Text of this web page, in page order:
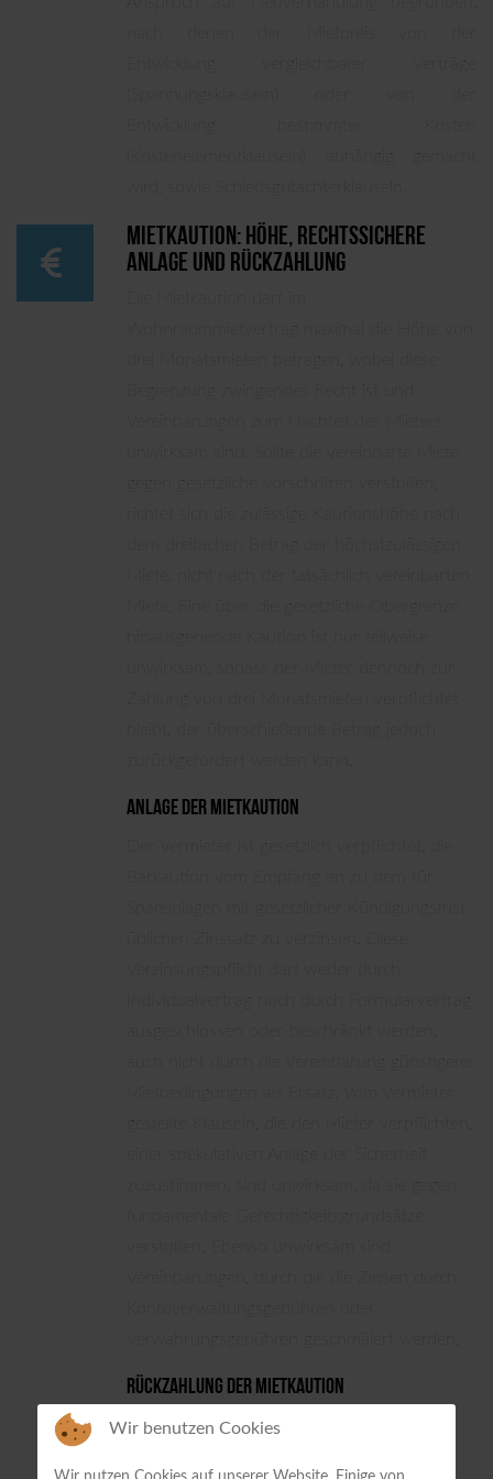
Entwicklung vergleichbarer Verträge
(Spannungsklauseln) oder von der
Entwicklung bestimmter Kosten
(Kostenelementklauseln) abhängig gemacht
wird, sowie Schiedsgutachterklauseln.
Mietkaution: Höhe, rechtssichere
Anlage und Rückzahlung
Wohnraummietvertrag maximal die Höhe von
drei Monatsmieten betragen, wobei diese
Begrenzung zwingendes Recht ist und
Vereinbarungen zum Nachteil des Mieters
gegen gesetzliche Vorschriften verstoßen,
richtet sich die zulässige Kautionshöhe nach
dem dreifachen Betrag der höchstzulässigen
Miete. Eine über die gesetzliche Obergrenze
hinausgehende Kaution ist nur teilweise
Zahlung von drei Monatsmieten verpflichtet
bleibt, der überschießende Betrag jedoch
zurückgefordert werden kann.
Anlage der Mietkaution
Der Vermieter ist gesetzlich verpflichtet, die
Barkaution vom Empfang an zu dem für
Spareinlagen mit gesetzlicher Kündigungsfrist
Verzinsungspflicht darf weder durch
Individualvertrag noch durch Formularvertrag
ausgeschlossen oder beschränkt werden,
auch nicht durch die Vereinbarung günstigerer
Mietbedingungen als Ersatz. Vom Vermieter
gestellte Klauseln, die den Mieter verpflichten,
einer spekulativen Anlage der Sicherheit
zuzustimmen, sind unwirksam, da sie gegen
fundamentale Gerechtigkeitsgrundsätze
Vereinbarungen, durch die die Zinsen durch
Kontoverwaltungsgebühren oder
Verwahrungsgebühren geschmälert werden.
Rückzahlung der Mietkaution
Der Vermieter ist verpflichtet, die Kaution
Wir benutzen Cookies